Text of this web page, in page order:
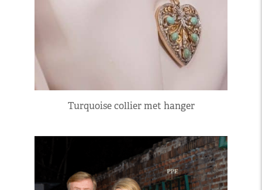
Turquoise collier met hanger